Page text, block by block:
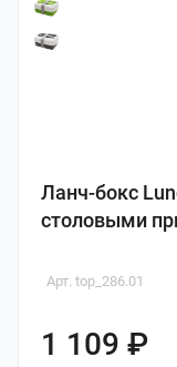
Ланч-бокс
столовыми
Арт. top_286.01
1 109 ₽